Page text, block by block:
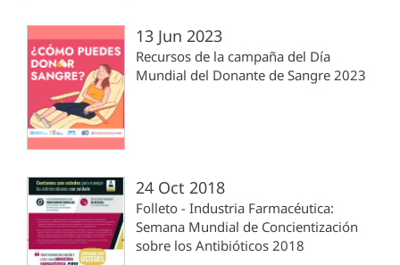
13 Jun 2023
Recursos de la campaña del Día
Mundial del Donante de Sangre 2023
24 Oct 2018
Folleto - Industria Farmacéutica:
Semana Mundial de Concientización
sobre los Antibióticos 2018